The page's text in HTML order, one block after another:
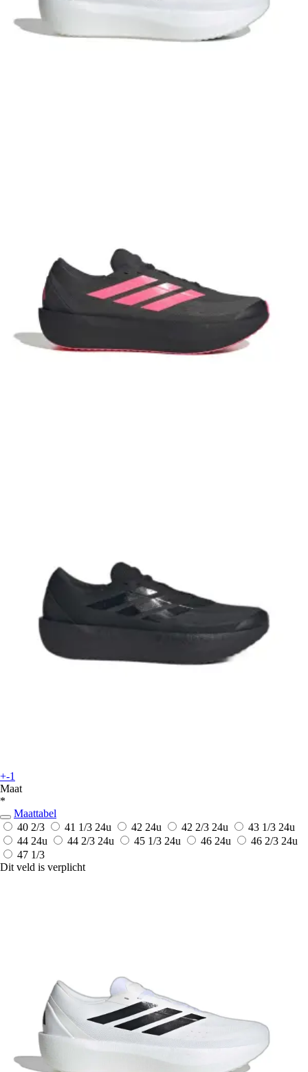
+-1
Maat
*
Maattabel
40 2/3
41 1/3 24u 42 24u 42 2/3 24u 43 1/3 24u
44 24u 44 2/3 24u 45 1/3 24u 46 24u 46 2/3 24u
47 1/3
Dit veld is verplicht